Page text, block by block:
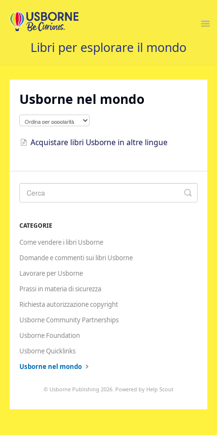
Usborne nel mondo
Acquistare libri Usborne in altre lingue
CATEGORIE
Come vendere i libri Usborne
Domande e commenti sui libri Usborne
Lavorare per Usborne
Prassi in materia di sicurezza
Richiesta autorizzazione copyright
Usborne Community Partnerships
Usborne Foundation
Usborne Quicklinks
Usborne nel mondo
© Usborne Publishing 2026. Powered by Help Scout